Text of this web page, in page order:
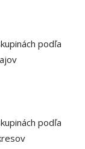
podľa
podľa